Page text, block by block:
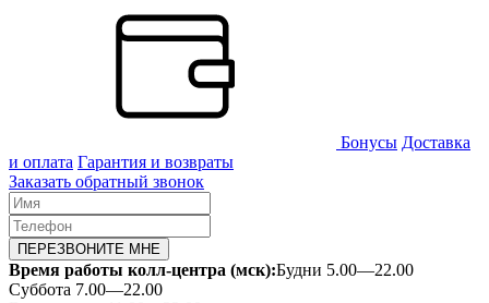
Бонусы Доставка
и оплата Гарантия и возвраты
Заказать обратный звонок
ПЕРЕЗВОНИТЕ МНЕ
Время работы колл-центра (мск):Будни 5.00—22.00
Суббота 7.00—22.00